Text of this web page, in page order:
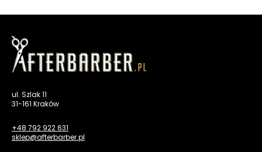
ul. Szlak 11
31-161 Kraków
+48 792 922 631
sklep@afterbarber.pl